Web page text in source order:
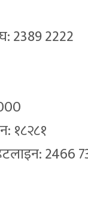
2389 2222
१८२८१
2466